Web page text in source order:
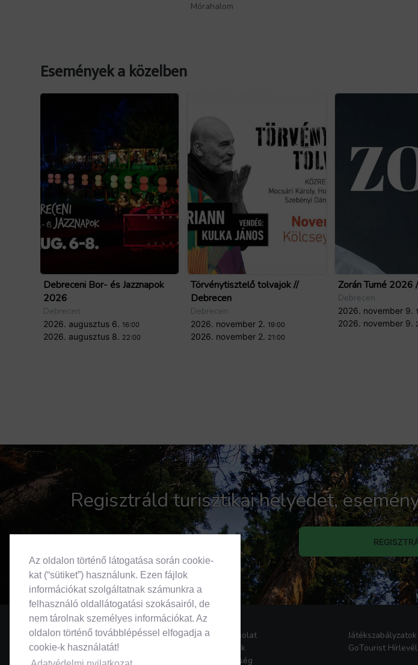
Az oldalon történő látogatása során cookie-
kat (“sütiket”) használunk. Ezen fájlok
információkat szolgáltatnak számunkra a
felhasználó oldallátogatási szokásairól, de
nem tárolnak személyes információkat. Az
oldalon történő továbblépéssel elfogadja a
cookie-k használatát!
Mórahalom
Események a közelben
Debreceni Bor- és Jazznapok
2026
Debrecen
2026. augusztus 6. 16:00
2026. augusztus 8. 22:00
Törvénytisztelő tolvajok //
Debrecen
Debrecen
2026. november 2. 19:00
2026. november 2. 21:00
Zorán Turné 2026
Debrecen
2026. november 9.
2026. november 9.
Regisztráld turisztikai helyedet,
Kapcsolat
Rólunk
Segítség
Játékszabályzatok
GoTourist Hírlevél